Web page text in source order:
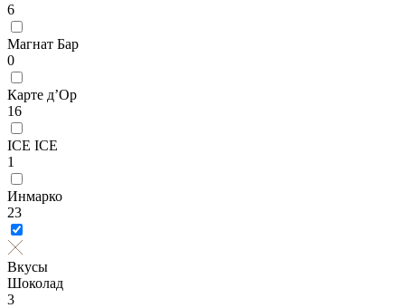
6
Магнат Бар
0
Карте д’Ор
16
ICE ICE
1
Инмарко
23
Вкусы
Шоколад
3